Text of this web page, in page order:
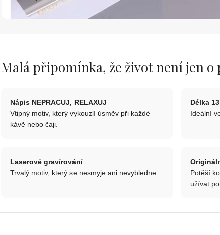
Malá připomínka, že život není jen o
Nápis NEPRACUJ, RELAXUJ
Vtipný motiv, který vykouzlí úsměv při každé
kávě nebo čaji.
Délka
Ideální
Laserové gravírování
Trvalý motiv, který se nesmyje ani nevybledne.
Potěší
užívat